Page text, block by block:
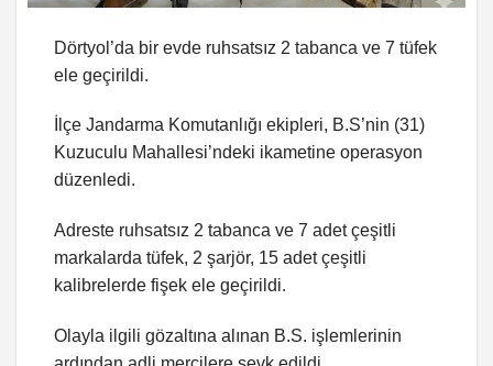
Dörtyol’da bir evde ruhsatsız 2 tabanca ve 7 tüfek
ele geçirildi.
İlçe Jandarma Komutanlığı ekipleri, B.S’nin (31)
Kuzuculu Mahallesi’ndeki ikametine operasyon
düzenledi.
Adreste ruhsatsız 2 tabanca ve 7 adet çeşitli
markalarda tüfek, 2 şarjör, 15 adet çeşitli
kalibrelerde fişek ele geçirildi.
Olayla ilgili gözaltına alınan B.S. işlemlerinin